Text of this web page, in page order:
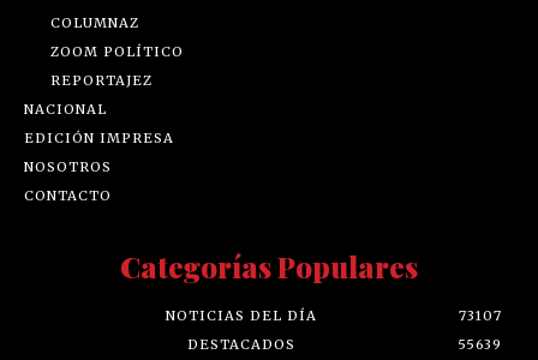
COLUMNAZ
ZOOM POLÍTICO
REPORTAJEZ
NACIONAL
EDICIÓN IMPRESA
NOSOTROS
CONTACTO
Categorías Populares
NOTICIAS DEL DÍA
73107
DESTACADOS
55639